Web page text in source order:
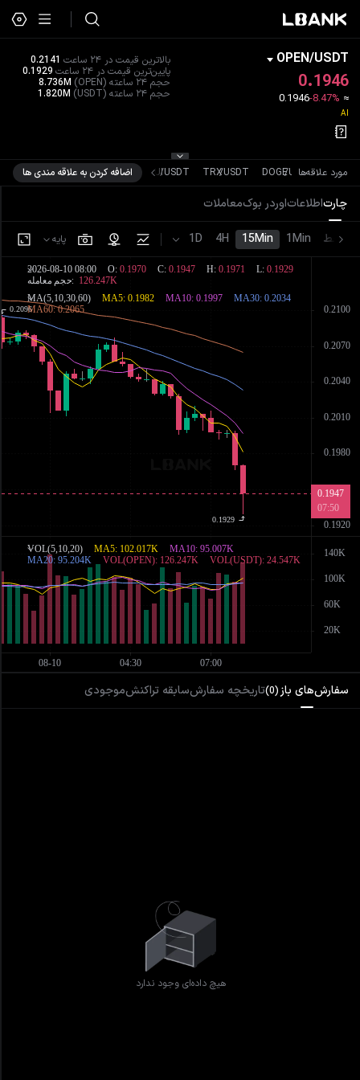
OPEN/USDT
0.1946
≈
0.1946-8.47%
AI
بالاترین قیمت در ۲۴ ساعت 0.2141
پایین‌ترین قیمت در ۲۴ ساعت 0.1929
حجم ۲۴ ساعته (OPEN)
8.736M
حجم ۲۴ ساعته (USDT)
1.820M
مورد علاقه‌ها
XRP/
DOGE/USDT
TRX/USDT
SUI/USDT اضافه کردن به علاقه مندی ها
چارتاطلاعاتاوردر بوکمعاملات
خط 1Min
15Min
4H
1D پایه
سفارش‌های باز (
0
)تاریخچه سفارشسابقه تراکنشموجودی
هیچ داده‌ای وجود ندارد